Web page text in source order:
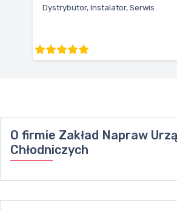
Dystrybutor, Instalator, Serwis
O firmie Zakład Napraw
Chłodniczych